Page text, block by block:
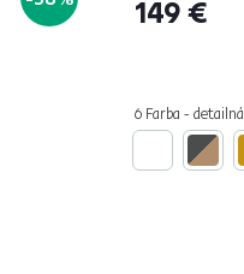
149 €
6 Farba - detailná